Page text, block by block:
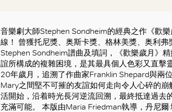
音樂劇大師Stephen Sondheim的經典之作《歡
線！ 曾獲托尼獎、奥斯卡獎、格林美獎、奥利
Stephen Sondheim譜曲及填詞，《歡樂歲月》
誼所構成的複雜困境，是其最具個人色彩又直擊
20年歲月，追溯了作曲家Franklin Shepard與
Mary之間堅不可摧的友誼如何走向令人心碎的
活開始，沿着時光長河逆流回溯，最終抵達過
充滿可能。 本版由Maria Friedman執導，丹尼爾